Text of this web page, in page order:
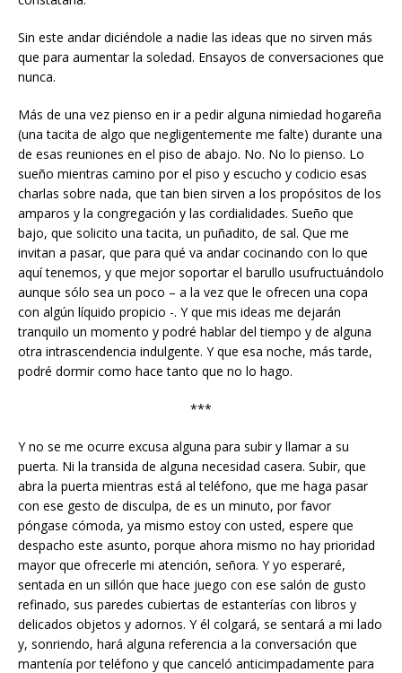
Sin este andar diciéndole a nadie las ideas que no sirven más
que para aumentar la soledad. Ensayos de conversaciones que
nunca.
Más de una vez pienso en ir a pedir alguna nimiedad hogareña
(una tacita de algo que negligentemente me falte) durante una
de esas reuniones en el piso de abajo. No. No lo pienso. Lo
sueño mientras camino por el piso y escucho y codicio esas
charlas sobre nada, que tan bien sirven a los propósitos de los
amparos y la congregación y las cordialidades. Sueño que
bajo, que solicito una tacita, un puñadito, de sal. Que me
invitan a pasar, que para qué va andar cocinando con lo que
aquí tenemos, y que mejor soportar el barullo usufructuándolo
aunque sólo sea un poco – a la vez que le ofrecen una copa
con algún líquido propicio -. Y que mis ideas me dejarán
tranquilo un momento y podré hablar del tiempo y de alguna
otra intrascendencia indulgente. Y que esa noche, más tarde,
podré dormir como hace tanto que no lo hago.
***
Y no se me ocurre excusa alguna para subir y llamar a su
puerta. Ni la transida de alguna necesidad casera. Subir, que
abra la puerta mientras está al teléfono, que me haga pasar
con ese gesto de disculpa, de es un minuto, por favor
póngase cómoda, ya mismo estoy con usted, espere que
despacho este asunto, porque ahora mismo no hay prioridad
mayor que ofrecerle mi atención, señora. Y yo esperaré,
sentada en un sillón que hace juego con ese salón de gusto
refinado, sus paredes cubiertas de estanterías con libros y
delicados objetos y adornos. Y él colgará, se sentará a mi lado
y, sonriendo, hará alguna referencia a la conversación que
mantenía por teléfono y que canceló anticimpadamente para